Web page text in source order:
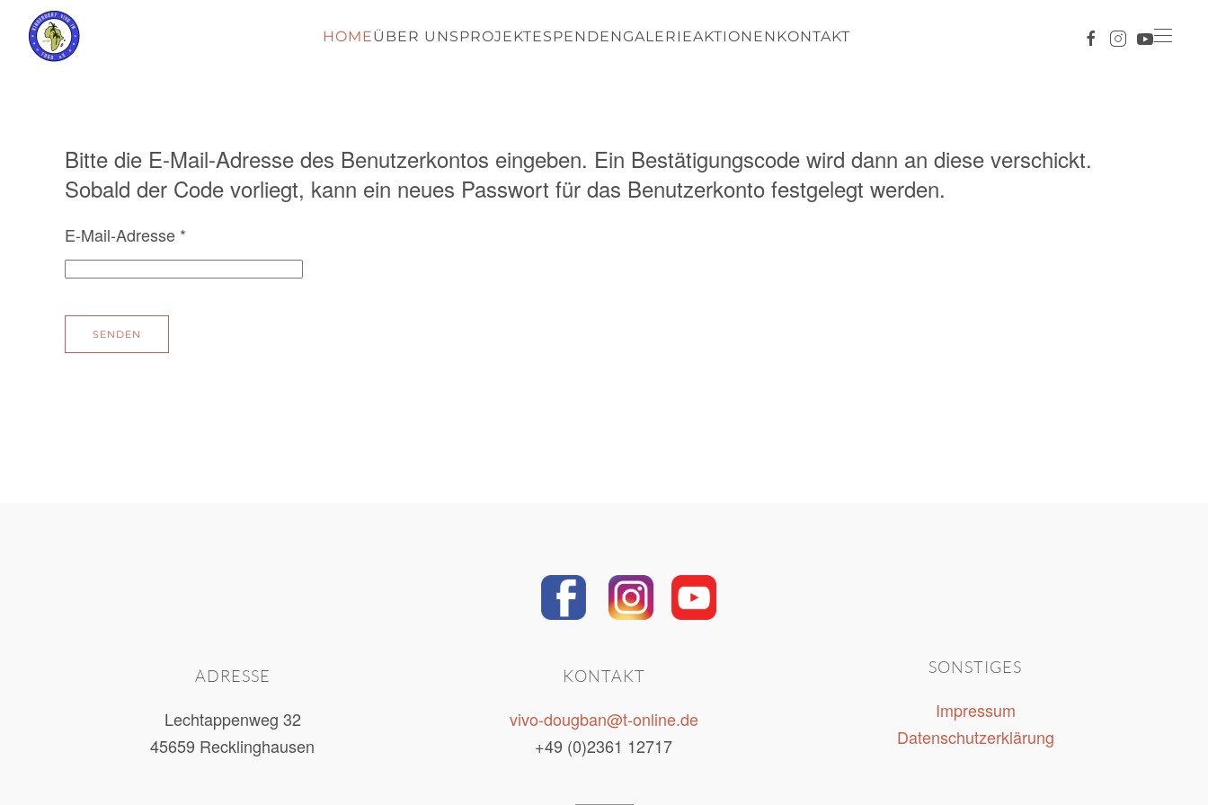
HOMEÜBER UNSPROJEKTESPENDENGALERIEAKTIONENKONTAKT
Bitte die E-Mail-Adresse des Benutzerkontos eingeben. Ein Bestätigungscode wird dann an diese verschickt.
Sobald der Code vorliegt, kann ein neues Passwort für das Benutzerkonto festgelegt werden.
E-Mail-Adresse *
SENDEN
ADRESSE
Lechtappenweg 32
45659 Recklinghausen
KONTAKT
vivo-dougban@t-online.de
+49 (0)2361 12717
SONSTIGES
Impressum
Datenschutzerklärung